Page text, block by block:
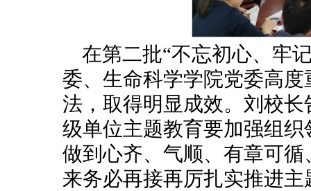
在第二批“不忘初心、牢
委、生命科学学院党委高
法，取得明显成效。刘校
级单位主题教育要加强组
做到心齐、气顺、有章可
来务必再接再厉扎实推进